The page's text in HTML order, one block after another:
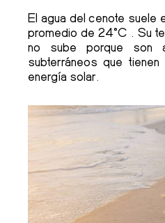
El agua del cenote suele
promedio de 24°C . Su
no sube porque son
subterráneos que
energía solar.